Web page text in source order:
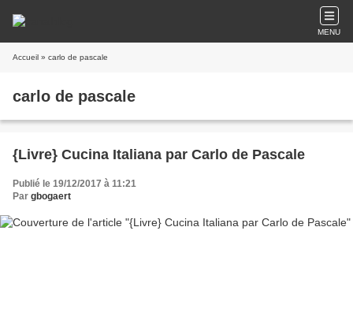
MENU
Accueil » carlo de pascale
carlo de pascale
{Livre} Cucina Italiana par Carlo de Pascale
Publié le 19/12/2017 à 11:21
Par gbogaert